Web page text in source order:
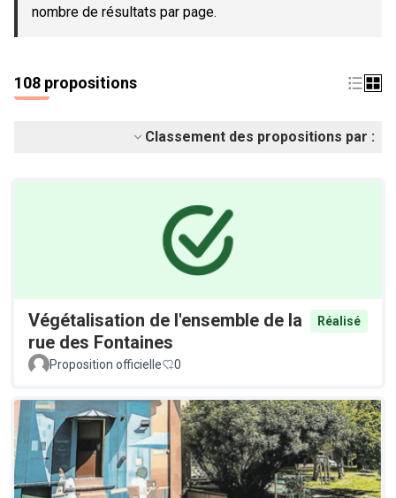
nombre de résultats par page.
108 propositions
Classement des propositions par :
Végétalisation de l'ensemble de la
rue des Fontaines
Réalisé
Proposition officielle 0